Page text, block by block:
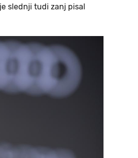
slednji tudi zanj pisal